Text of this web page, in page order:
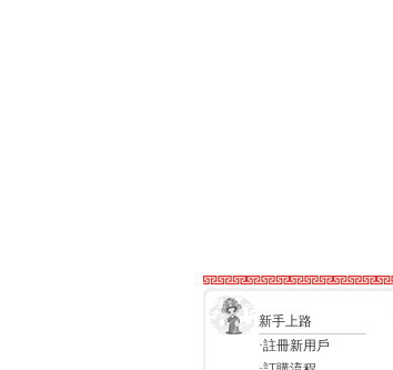
新手上路
·註冊新用戶